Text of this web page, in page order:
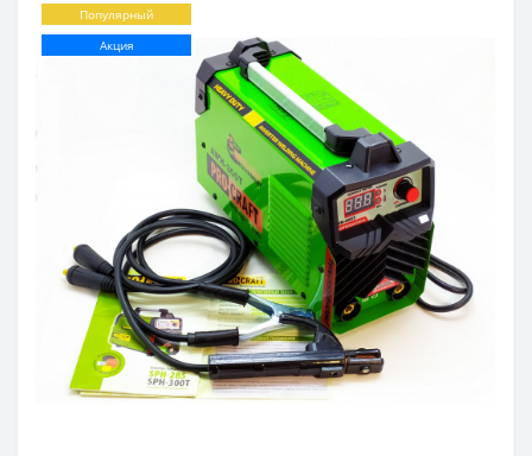
Популярный
Акция